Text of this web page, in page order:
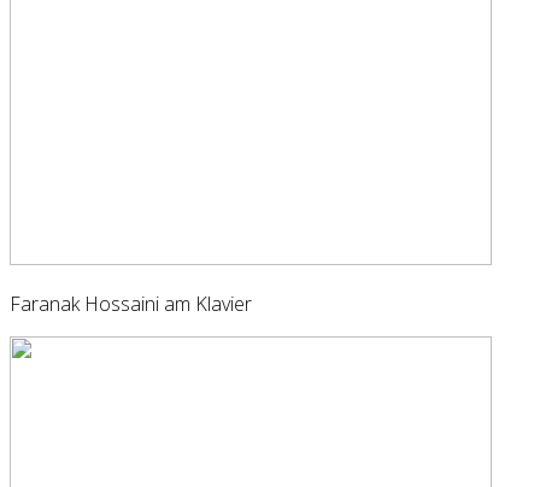
Faranak Hossaini am Klavier